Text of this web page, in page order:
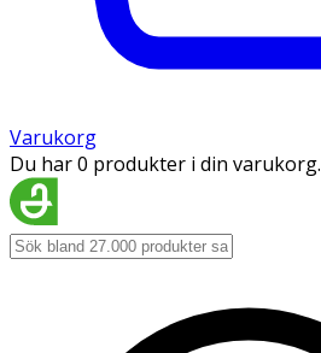
Varukorg
Du har 0 produkter i din varukorg.